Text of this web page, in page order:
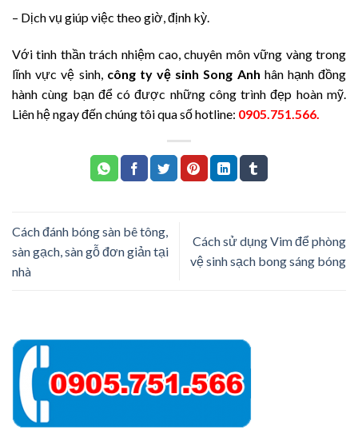
– Dịch vụ giúp việc theo giờ, định kỳ.
Với tinh thần trách nhiệm cao, chuyên môn vững vàng trong
lĩnh vực vệ sinh, công ty vệ sinh Song Anh hân hạnh đồng
hành cùng bạn để có được những công trình đẹp hoàn mỹ.
Liên hệ ngay đến chúng tôi qua số hotline: 0905.751.566.
Cách đánh bóng sàn bê tông,
sàn gạch, sàn gỗ đơn giản tại
nhà
Cách sử dụng Vim để phòng
vệ sinh sạch bong sáng bóng